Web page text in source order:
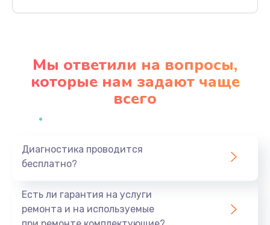
Заказать
Профилактическая чистка
Заказать
Мы ответили на вопросы,
которые нам задают чаще
всего
Диагностика проводится
бесплатно?
Есть ли гарантия на услуги
ремонта и на используемые